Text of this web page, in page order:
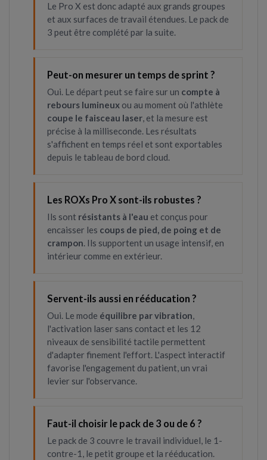
Le Pro X est donc adapté aux grands groupes
et aux surfaces de travail étendues. Le pack de
3 peut être complété par la suite.
Peut-on mesurer un temps de sprint ?
Oui. Le départ peut se faire sur un compte à
rebours lumineux ou au moment où l'athlète
coupe le faisceau laser, et la mesure est
précise à la milliseconde. Les résultats
s'affichent en temps réel et sont exportables
depuis le tableau de bord cloud.
Les ROXs Pro X sont-ils robustes ?
Ils sont résistants à l'eau et conçus pour
encaisser les coups de pied, de poing et de
crampon. Ils supportent un usage intensif, en
intérieur comme en extérieur.
Servent-ils aussi en rééducation ?
Oui. Le mode équilibre par vibration,
l'activation laser sans contact et les 12
niveaux de sensibilité tactile permettent
d'adapter finement l'effort. L'aspect interactif
favorise l'engagement du patient, un vrai
levier sur l'observance.
Faut-il choisir le pack de 3 ou de 6 ?
Le pack de 3 couvre le travail individuel, le 1-
contre-1, le petit groupe et la rééducation.